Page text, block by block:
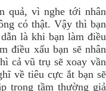
quả, vì nghe tới nhân
có thật. Vậy thì bạn
là khi bạn làm điều
điều xấu bạn sẽ nhân
cả vũ trụ sẽ xoay vần
về tiêu cực ắt bạn sẽ
trong tầm thường giả